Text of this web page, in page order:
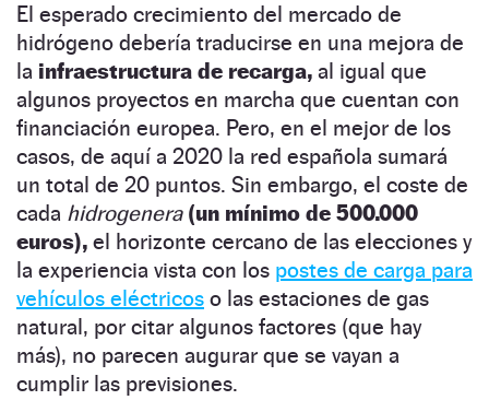
El esperado crecimiento del mercado de
hidrógeno debería traducirse en una mejora de
la infraestructura de recarga, al igual que
algunos proyectos en marcha que cuentan con
financiación europea. Pero, en el mejor de los
casos, de aquí a 2020 la red española sumará
un total de 20 puntos. Sin embargo, el coste de
cada hidrogenera (un mínimo de 500.000
euros), el horizonte cercano de las elecciones y
la experiencia vista con los postes de carga para
vehículos eléctricos o las estaciones de gas
natural, por citar algunos factores (que hay
más), no parecen augurar que se vayan a
cumplir las previsiones.